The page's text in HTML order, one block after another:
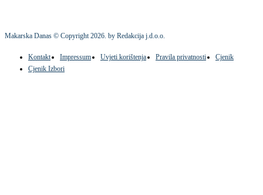
Makarska Danas © Copyright2026. by Redakcija j.d.o.o.
Kontakt Impressum Uvjeti korištenja Pravila privatnosti
Cjenik
Cjenik Izbori